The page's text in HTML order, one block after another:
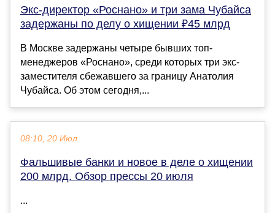
Экс-директор «Роснано» и три зама Чубайса
задержаны по делу о хищении ₽45 млрд
В Москве задержаны четыре бывших топ-
менеджеров «Роснано», среди которых три экс-
заместителя сбежавшего за границу Анатолия
Чубайса. Об этом сегодня,...
08:10, 20 Июл
Фальшивые банки и новое в деле о хищении
200 млрд. Обзор прессы 20 июля
...